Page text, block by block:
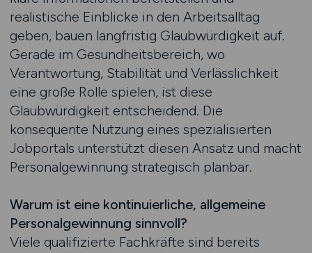
realistische Einblicke in den Arbeitsalltag
geben, bauen langfristig Glaubwürdigkeit auf.
Gerade im Gesundheitsbereich, wo
Verantwortung, Stabilität und Verlässlichkeit
eine große Rolle spielen, ist diese
Glaubwürdigkeit entscheidend. Die
konsequente Nutzung eines spezialisierten
Jobportals unterstützt diesen Ansatz und macht
Personalgewinnung strategisch planbar.
Warum ist eine kontinuierliche, allgemeine
Personalgewinnung sinnvoll?
Viele qualifizierte Fachkräfte sind bereits